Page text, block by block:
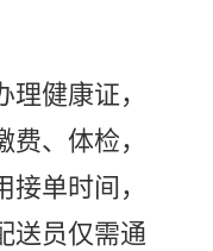
健康证，
、体检，
单时间，
送员仅需通